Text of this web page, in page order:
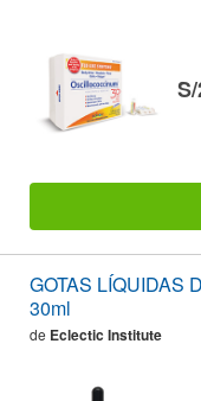
GOTAS LÍQUIDAS
30ml
de Eclectic Institute